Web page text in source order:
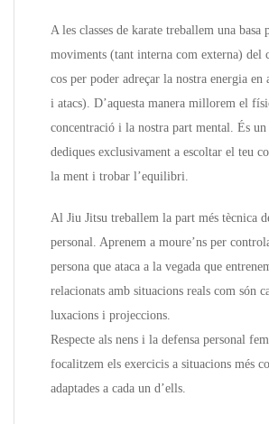
A les classes de karate treballem una basa
moviments (tant interna com externa) del
cos per poder adreçar la nostra energia en
i atacs). D’aquesta manera millorem el
concentració i la nostra part mental. És
dediques exclusivament a escoltar el teu
la ment i trobar l’equilibri.
Al Jiu Jitsu treballem la part més tècnica
personal. Aprenem a moure’ns per
persona que ataca a la vegada que
relacionats amb situacions reals com són
luxacions i projeccions.
Respecte als nens i la defensa personal
focalitzem els exercicis a situacions més
adaptades a cada un d’ells.